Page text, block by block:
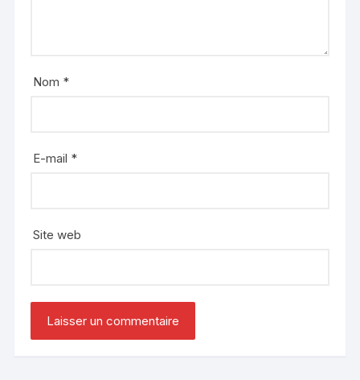
Nom *
E-mail *
Site web